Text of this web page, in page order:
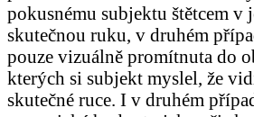
pokusnému subjektu štětcem v
skutečnou ruku, v druhém
pouze vizuálně promítnuta do
kterých si subjekt myslel, že
skutečné ruce. I v druhém